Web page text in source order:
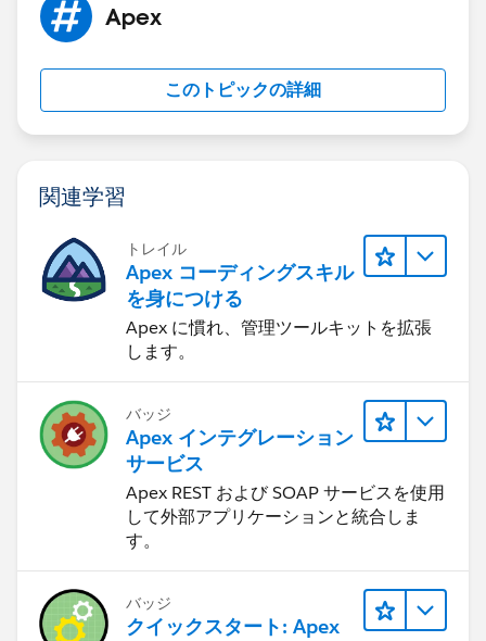
Apex
このトピックの詳細
関連学習
トレイル
Apex コーディングスキル
を身につける
Apex に慣れ、管理ツールキットを拡張
します。
バッジ
Apex インテグレーション
サービス
Apex REST および SOAP サービスを使用
して外部アプリケーションと統合しま
す。
バッジ
クイックスタート: Apex